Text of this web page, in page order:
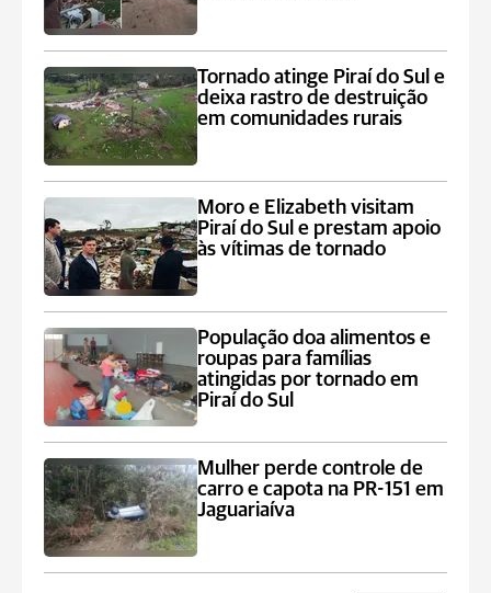
Tornado atinge Piraí do Sul e
deixa rastro de destruição
em comunidades rurais
Moro e Elizabeth visitam
Piraí do Sul e prestam apoio
às vítimas de tornado
População doa alimentos e
roupas para famílias
atingidas por tornado em
Piraí do Sul
Mulher perde controle de
carro e capota na PR-151 em
Jaguariaíva